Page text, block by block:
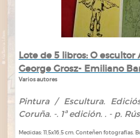
Lote de 5 libros: O
George Grosz- Emiliano
Varios autores
Pintura / Escultura.
Coruña. -. 1ª edición. . - p.
Medidas: 11,5x16,5 cm. Conteñen fotografías.